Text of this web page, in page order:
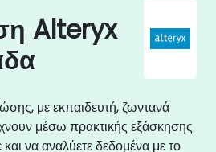
Alteryx
με εκπαιδευτή, ζωντανά
μέσω πρακτικής εξάσκησης
να αναλύετε δεδομένα με το